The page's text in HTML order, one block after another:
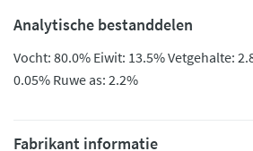
Analytische bestanddelen
Vocht: 80.0% Eiwit: 13.5% Vetgehalte:
0.05% Ruwe as: 2.2%
Fabrikant informatie